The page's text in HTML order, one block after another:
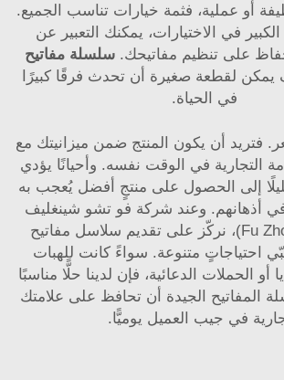
أو عملية، فثمة خيارات تناسب الجميع.
في الاختيارات، يمكنك التعبير عن
على تنظيم مفاتيحك.سلسلة مفاتيح
يمكن لقطعة صغيرة أن تحدث فرقًا كبيرًا
في الحياة.
فتريد أن يكون المنتج ضمن ميزانيتك مع
التجارية في الوقت نفسه. وأحيانًا يؤدي
قليلًا إلى الحصول على منتجٍ أفضل يُعجب به
في أذهانهم. وعند شركة فو تشو شينغليف
(Fu Zhou ShengLeaf)، نركّز على تقديم سلاسل مفاتيح
احتياجاتٍ متنوعة. سواءً كانت للهبات
أو الحملات الدعائية، فإن لدينا حلًّا مناسبًا
المفاتيح الجيدة أن تحافظ على علامتك
في جيب العميل يوميًّا.